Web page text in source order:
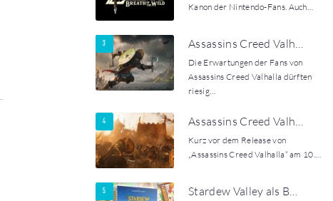
Kanon der Nintendo-Fans. Auch…
Assassins Creed Valh…
Die Erwartungen der Fans von
Assassins Creed Valhalla dürften
riesig…
Assassins Creed Valh…
Kurz vor dem Release von
„Assassins Creed Valhalla“ am 10.…
Stardew Valley als B…